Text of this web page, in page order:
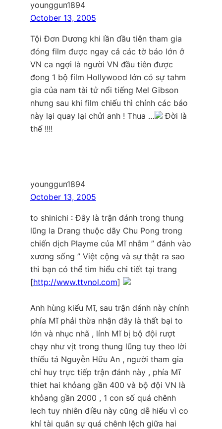
younggun1894
October 13, 2005
Tội Đơn Dương khi lần đầu tiên tham gia
đóng film được ngay cả các tờ báo lớn ở
VN ca ngợi là người VN đầu tiên được
đong 1 bộ film Hollywood lớn có sự tahm
gia của nam tài tử nổi tiếng Mel Gibson
nhưng sau khi film chiếu thì chính các báo
này lại quay lại chửi anh ! Thua …
Đời là
thế !!!!
younggun1894
October 13, 2005
to shinichi : Đây là trận đánh trong thung
lũng Ia Drang thuộc dãy Chu Pong trong
chiến dịch Playme của Mĩ nhằm ” đánh vào
xương sống ” Việt cộng và sự thật ra sao
thì bạn có thể tìm hiểu chi tiết tại trang
[http://www.ttvnol.com]
Anh hùng kiểu Mĩ, sau trận đánh này chính
phía Mĩ phải thừa nhận đây là thất bại to
lớn và nhục nhã , lính Mĩ bị bộ đội rượt
chạy như vịt trong thung lũng tuy theo lời
thíếu tá Nguyễn Hữu An , người tham gia
chỉ huy trực tiếp trận đánh này , phía Mĩ
thiet hai khỏang gần 400 và bộ đội VN là
khỏang gần 2000 , 1 con số quá chênh
lech tuy nhiên điều này cũng dễ hiểu vì co
khí tài quân sự quá chênh lệch giữa hai